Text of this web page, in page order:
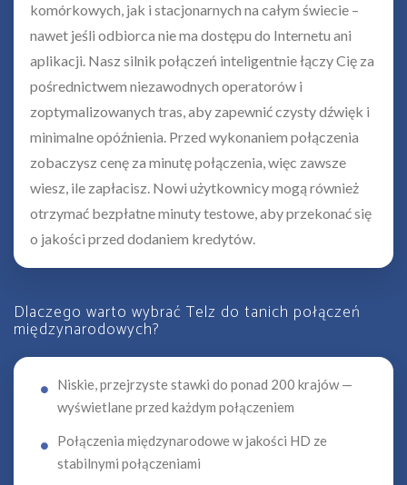
komórkowych, jak i stacjonarnych na całym świecie –
nawet jeśli odbiorca nie ma dostępu do Internetu ani
aplikacji. Nasz silnik połączeń inteligentnie łączy Cię za
pośrednictwem niezawodnych operatorów i
zoptymalizowanych tras, aby zapewnić czysty dźwięk i
minimalne opóźnienia. Przed wykonaniem połączenia
zobaczysz cenę za minutę połączenia, więc zawsze
wiesz, ile zapłacisz. Nowi użytkownicy mogą również
otrzymać bezpłatne minuty testowe, aby przekonać się
o jakości przed dodaniem kredytów.
Dlaczego warto wybrać Telz do tanich połączeń
międzynarodowych?
Niskie, przejrzyste stawki do ponad 200 krajów —
wyświetlane przed każdym połączeniem
Połączenia międzynarodowe w jakości HD ze
stabilnymi połączeniami